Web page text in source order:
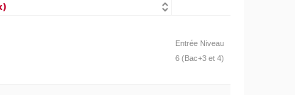
Entrée Niveau
6 (Bac+3 et 4)